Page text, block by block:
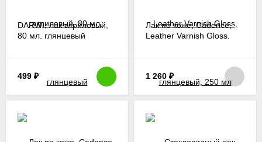
DARWI, лак акриловый,
80 мл, глянцевый
499 ₽
Лак по коже, Cadence,
Leather Varnish Gloss,
1 260 ₽